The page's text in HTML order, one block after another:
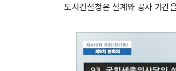
도시건설청은 설계와 공사 기간